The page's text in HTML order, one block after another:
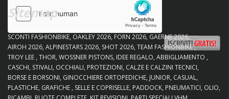
Sitemap
SCONTI FASHIONBIKE OAKLEY 2026 FORN 2026 GAERNE 2026
AIROH 2026 ALPINESTARS 2026 SHOT 2026 TEAM FASHIONBIKE
TROY LEE THOR WOSSNER PISTONS IDEE REGALO ABBIGLIAMENTO
CASCHI STIVALI OCCHIALI PROTEZIONI CALZE E CALZINI TECNICI
BORSE E BORSONI GINOCCHIERE ORTOPEDICHE JUNIOR CASUAL
PLASTICHE GRAFICHE SELLE E COPRISELLE PADDOCK PNEUMATICI OLIO